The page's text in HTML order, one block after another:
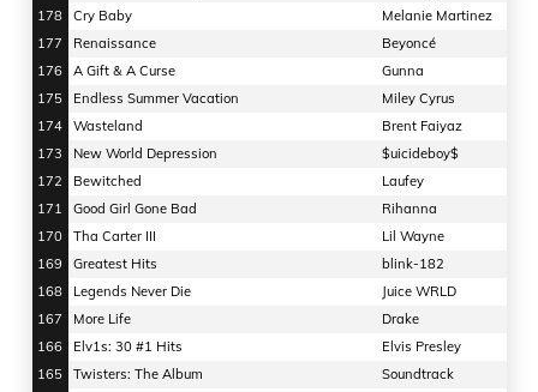
178
Cry Baby
Melanie Martinez
177
Renaissance
Beyoncé
176
A Gift & A Curse
Gunna
175
Endless Summer Vacation
Miley Cyrus
174
Wasteland
Brent Faiyaz
173
New World Depression
$uicideboy$
172
Bewitched
Laufey
171
Good Girl Gone Bad
Rihanna
170
Tha Carter III
Lil Wayne
169
Greatest Hits
blink-182
168
Legends Never Die
Juice WRLD
167
More Life
Drake
166
Elv1s: 30 #1 Hits
Elvis Presley
165
Twisters: The Album
Soundtrack